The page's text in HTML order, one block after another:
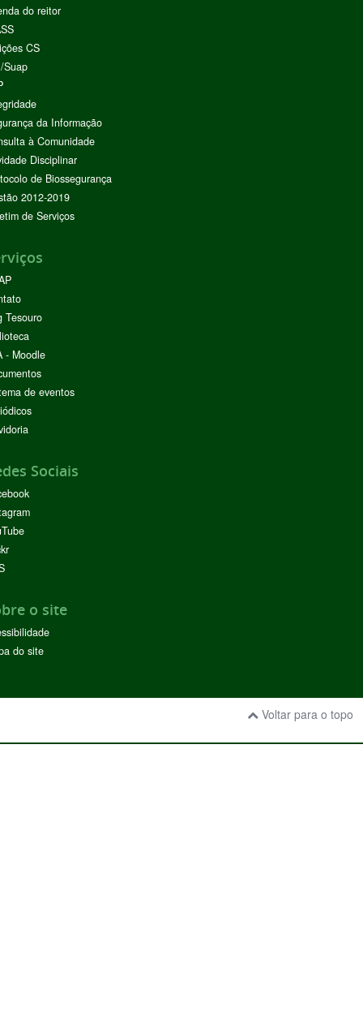
do reitor
CS
Suap
da Informação
à Comunidade
Disciplinar
de Biossegurança
2012-2019
de Serviços
Tesouro
- Moodle
de eventos
Sociais
o site
do site
Voltar para o topo